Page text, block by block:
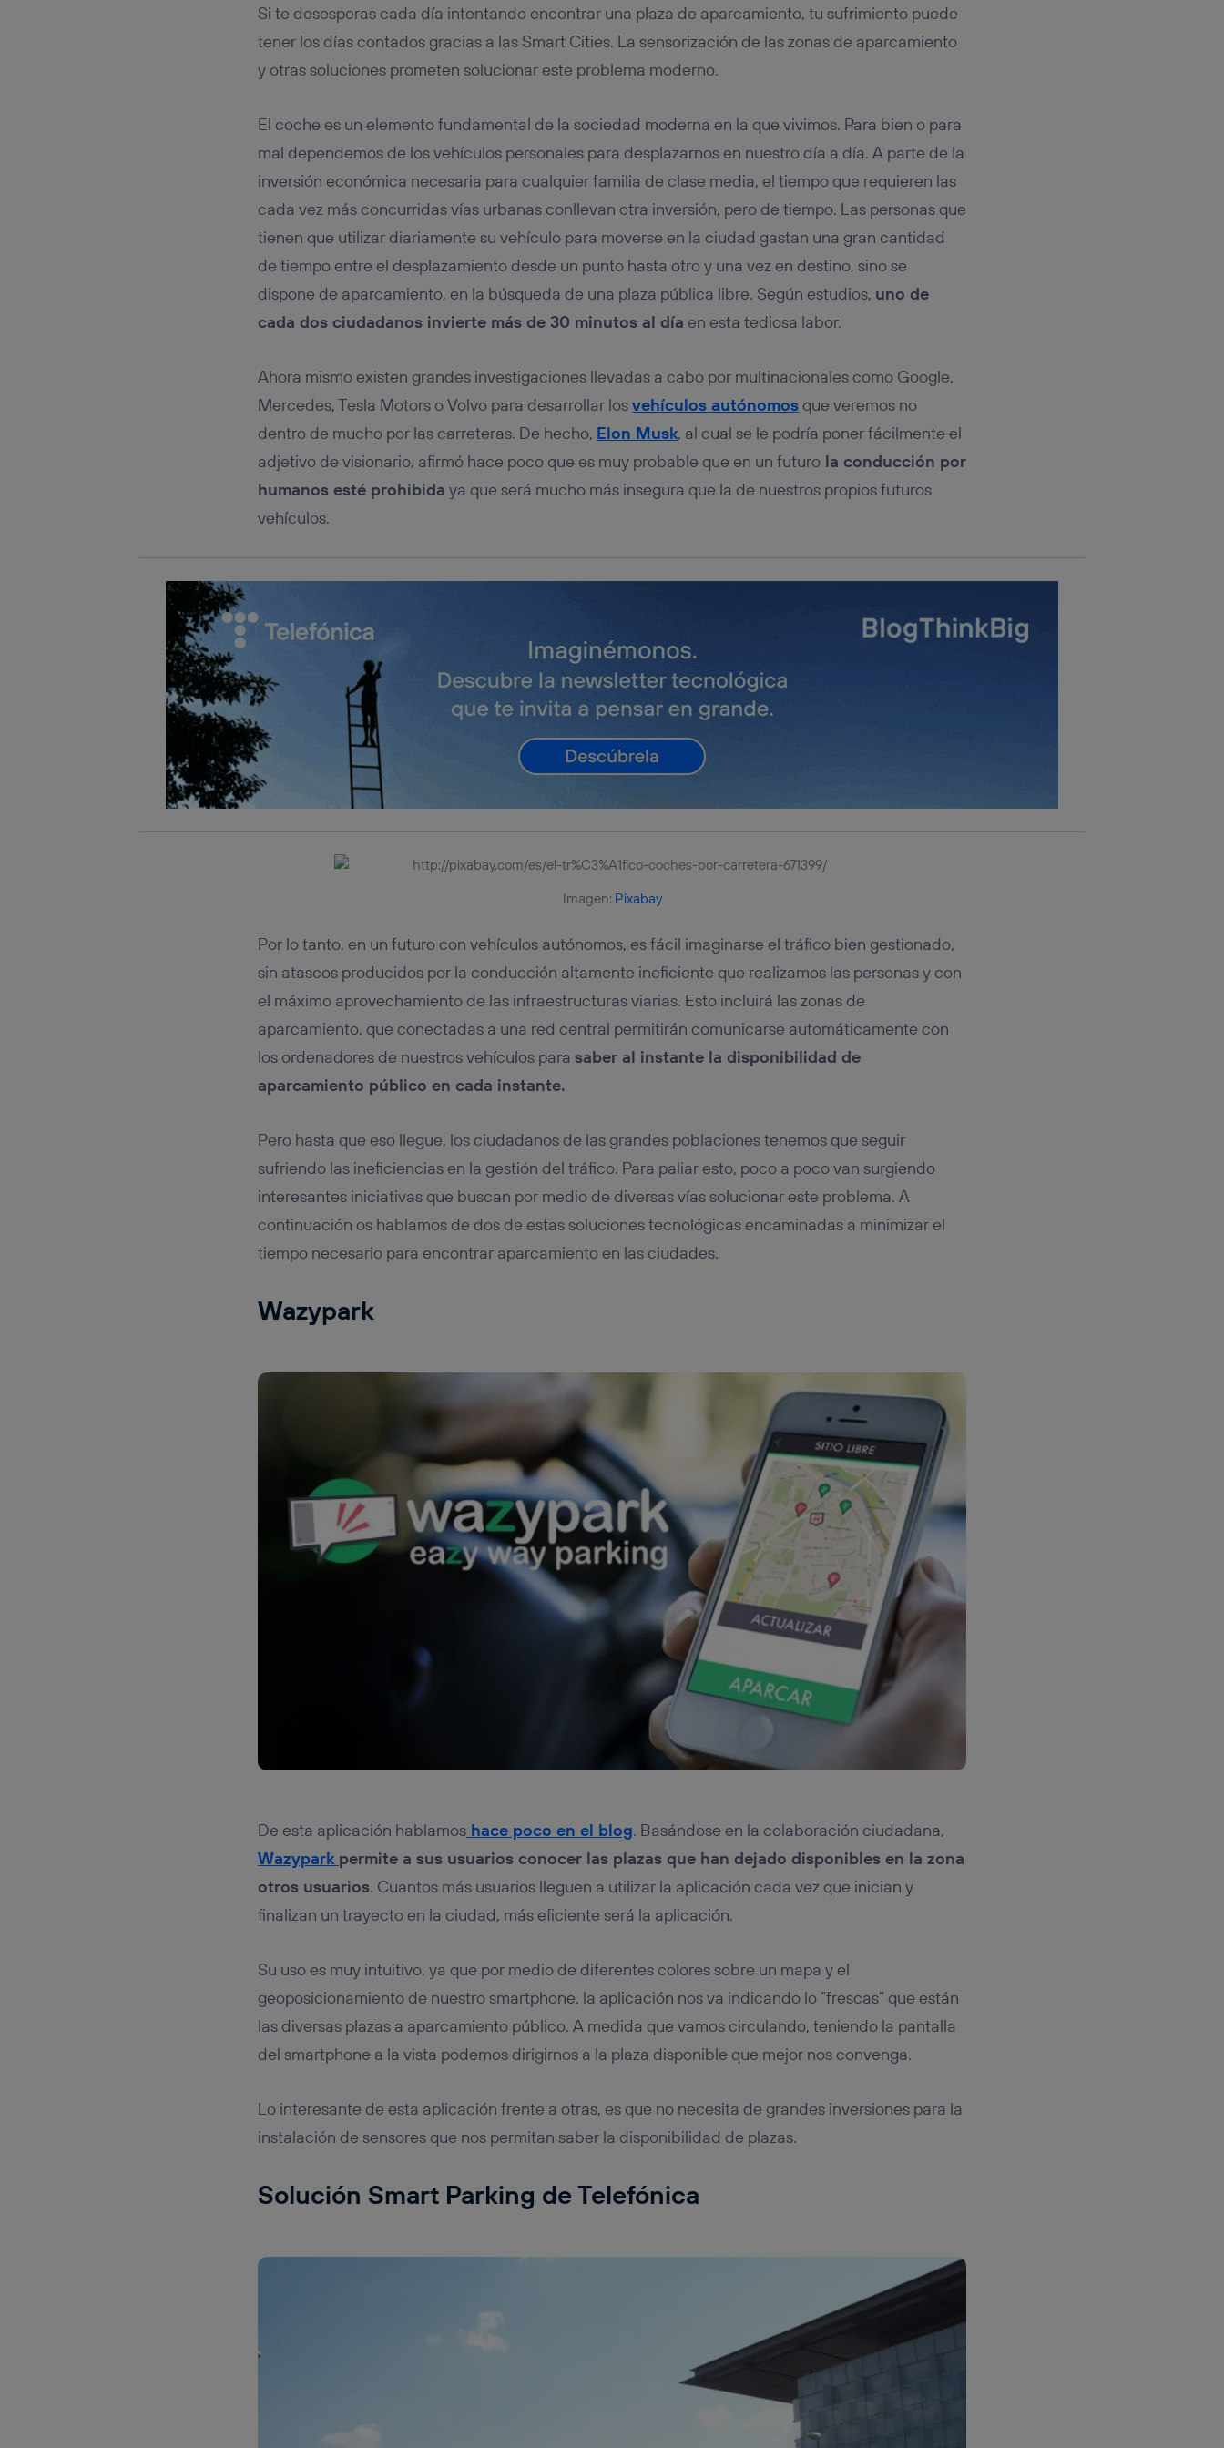
Si te desesperas cada día intentando encontrar una plaza de aparcamiento, tu sufrimiento puede
tener los días contados gracias a las Smart Cities. La sensorización de las zonas de aparcamiento
y otras soluciones prometen solucionar este problema moderno.
El coche es un elemento fundamental de la sociedad moderna en la que vivimos. Para bien o para
mal dependemos de los vehículos personales para desplazarnos en nuestro día a día. A parte de la
inversión económica necesaria para cualquier familia de clase media, el tiempo que requieren las
cada vez más concurridas vías urbanas conllevan otra inversión, pero de tiempo. Las personas que
tienen que utilizar diariamente su vehículo para moverse en la ciudad gastan una gran cantidad
de tiempo entre el desplazamiento desde un punto hasta otro y una vez en destino, sino se
dispone de aparcamiento, en la búsqueda de una plaza pública libre. Según estudios, uno de
cada dos ciudadanos invierte más de 30 minutos al día en esta tediosa labor.
Ahora mismo existen grandes investigaciones llevadas a cabo por multinacionales como Google,
Mercedes, Tesla Motors o Volvo para desarrollar losvehículos autónomosque veremos no
dentro de mucho por las carreteras. De hecho, Elon Musk, al cual se le podría poner fácilmente el
adjetivo de visionario, afirmó hace poco que es muy probable que en un futurola conducción por
humanos esté prohibida ya que será mucho más insegura que la de nuestros propios futuros
vehículos.
Imagen: Pixabay
Por lo tanto, en un futuro con vehículos autónomos, es fácil imaginarse el tráfico bien gestionado,
sin atascos producidos por la conducción altamente ineficiente que realizamos las personas y con
el máximo aprovechamiento de las infraestructuras viarias. Esto incluirá las zonas de
aparcamiento, que conectadas a una red central permitirán comunicarse automáticamente con
los ordenadores de nuestros vehículos para saber al instante la disponibilidad de
aparcamiento público en cada instante.
Pero hasta que eso llegue, los ciudadanos de las grandes poblaciones tenemos que seguir
sufriendo las ineficiencias en la gestión del tráfico. Para paliar esto, poco a poco van surgiendo
interesantes iniciativas que buscan por medio de diversas vías solucionar este problema. A
continuación os hablamos de dos de estas soluciones tecnológicas encaminadas a minimizar el
tiempo necesario para encontrar aparcamiento en las ciudades.
Wazypark
De esta aplicación hablamoshace poco en el blog. Basándose en la colaboración ciudadana,
Wazypark permite a sus usuarios conocer las plazas que han dejado disponibles en la zona
otros usuarios. Cuantos más usuarios lleguen a utilizar la aplicación cada vez que inician y
finalizan un trayecto en la ciudad, más eficiente será la aplicación.
Su uso es muy intuitivo, ya que por medio de diferentes colores sobre un mapa y el
geoposicionamiento de nuestro smartphone, la aplicación nos va indicando lo “frescas” que están
las diversas plazas a aparcamiento público. A medida que vamos circulando, teniendo la pantalla
del smartphone a la vista podemos dirigirnos a la plaza disponible que mejor nos convenga.
Lo interesante de esta aplicación frente a otras, es que no necesita de grandes inversiones para la
instalación de sensores que nos permitan saber la disponibilidad de plazas.
Solución Smart Parking de Telefónica
conecte su dispositivo y consienta el uso de la tecnología recibirá el mismo identificador.
Típicamente:
Si utilizas una
conexión de banda ancha
(p. ej., Wi-Fi), el marketing o análisis se
realizará en función de las actividades de navegación de los miembros del hogar que
Si utilizasdatos móviles, el marketing será más personalizado, ya que se basará
Puedes gestionar los consentimientos Utiq seleccionando “Administrar Utiq” en la parte
inferior de esta página web o visitando el portal de privacidad de Utiq (“consenthub”).